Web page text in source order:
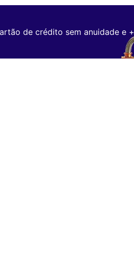
de crédito sem anuidade e +